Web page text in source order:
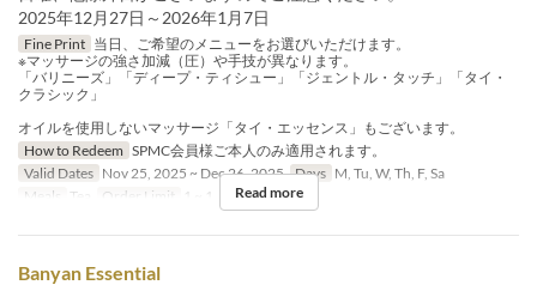
2025年12月27日～2026年1月7日
Fine Print 当日、ご希望のメニューをお選びいただけます。
※マッサージの強さ加減（圧）や手技が異なります。
「バリニーズ」「ディープ・ティシュー」「ジェントル・タッチ」「タイ・
クラシック」
オイルを使用しないマッサージ「タイ・エッセンス」もございます。
How to Redeem SPMC会員様ご本人のみ適用されます。
Valid Dates Nov 25, 2025 ~ Dec 26, 2025 Days M, Tu, W, Th, F, Sa
Meals
Tea Order Limit 1 ~ 1 Read more
Banyan Essential